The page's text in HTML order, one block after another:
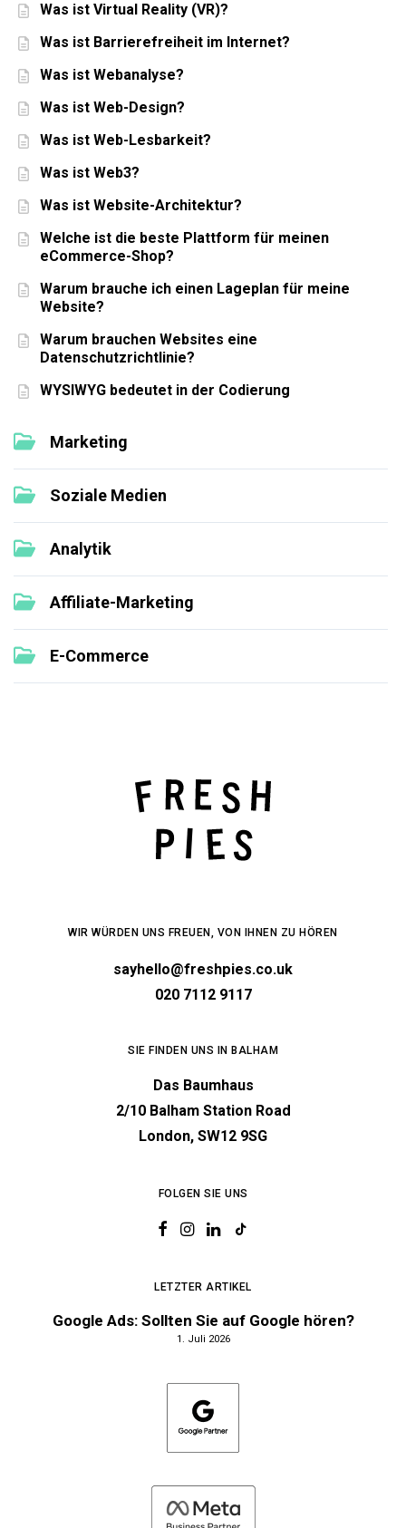
Was ist Virtual Reality (VR)?
Was ist Barrierefreiheit im Internet?
Was ist Webanalyse?
Was ist Web-Design?
Was ist Web-Lesbarkeit?
Was ist Web3?
Was ist Website-Architektur?
Welche ist die beste Plattform für meinen
eCommerce-Shop?
Warum brauche ich einen Lageplan für meine
Website?
Warum brauchen Websites eine
Datenschutzrichtlinie?
WYSIWYG bedeutet in der Codierung
Marketing
Soziale Medien
Analytik
Affiliate-Marketing
E-Commerce
WIR WÜRDEN UNS FREUEN, VON IHNEN ZU HÖREN
sayhello@freshpies.co.uk
020 7112 9117
SIE FINDEN UNS IN BALHAM
Das Baumhaus
2/10 Balham Station Road
London, SW12 9SG
FOLGEN SIE UNS
LETZTER ARTIKEL
Google Ads: Sollten Sie auf Google hören?
1. Juli 2026